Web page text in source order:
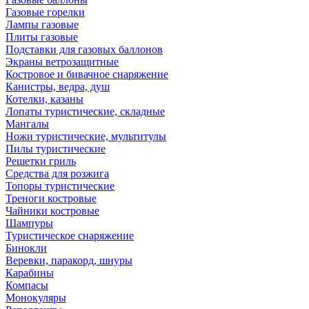
Газовые горелки
Лампы газовые
Плиты газовые
Подставки для газовых баллонов
Экраны ветрозащитные
Костровое и бивачное снаряжение
Канистры, ведра, душ
Котелки, казаны
Лопаты туристические, складные
Мангалы
Ножи туристические, мультитулы
Пилы туристические
Решетки гриль
Средства для розжига
Топоры туристические
Треноги костровые
Чайники костровые
Шампуры
Туристическое снаряжение
Бинокли
Веревки, паракорд, шнуры
Карабины
Компасы
Монокуляры